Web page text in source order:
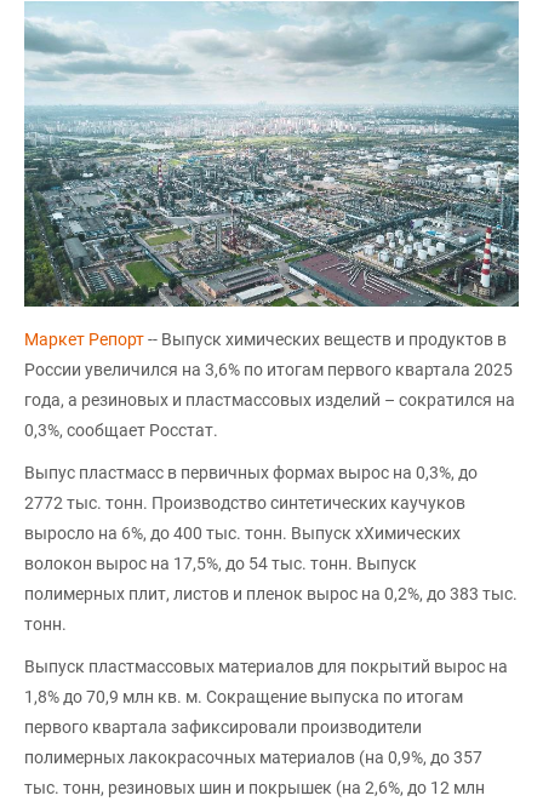
Маркет Репорт-- Выпуск химических веществ и продуктов в
России увеличился на 3,6% по итогам первого квартала 2025
года, а резиновых и пластмассовых изделий – сократился на
0,3%, сообщает Росстат.
Выпус пластмасс в первичных формах вырос на 0,3%, до
2772 тыс. тонн. Производство синтетических каучуков
выросло на 6%, до 400 тыс. тонн. Выпуск хХимических
волокон вырос на 17,5%, до 54 тыс. тонн. Выпуск
полимерных плит, листов и пленок вырос на 0,2%, до 383 тыс.
тонн.
Выпуск пластмассовых материалов для покрытий вырос на
1,8% до 70,9 млн кв. м. Сокращение выпуска по итогам
первого квартала зафиксировали производители
полимерных лакокрасочных материалов (на 0,9%, до 357
тыс. тонн, резиновых шин и покрышек (на 2,6%, до 12 млн